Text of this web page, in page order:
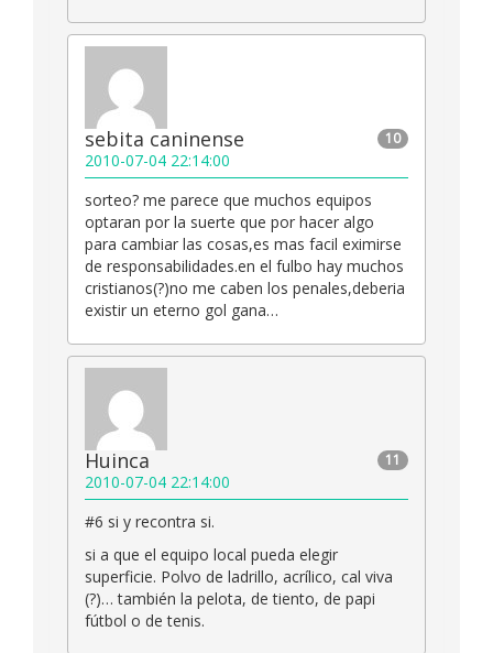
10
sebita caninense
2010-07-04 22:14:00
sorteo? me parece que muchos equipos
optaran por la suerte que por hacer algo
para cambiar las cosas,es mas facil eximirse
de responsabilidades.en el fulbo hay muchos
cristianos(?)no me caben los penales,deberia
existir un eterno gol gana…
11
Huinca
2010-07-04 22:14:00
#6 si y recontra si.
si a que el equipo local pueda elegir
superficie. Polvo de ladrillo, acrílico, cal viva
(?)… también la pelota, de tiento, de papi
fútbol o de tenis.